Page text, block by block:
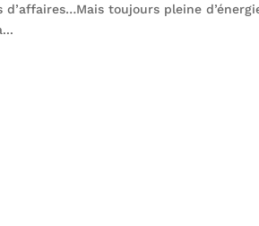
toujours pleine